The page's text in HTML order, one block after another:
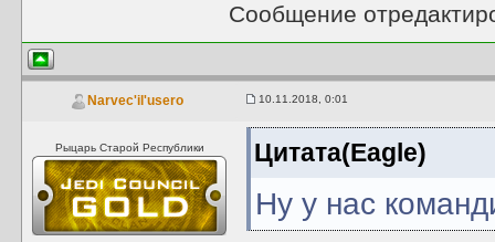
Сообщение
Narvec'il'usero 10.11.2018, 0:01
Рыцарь Старой Республики Цитата(Eagle)
Ну у нас